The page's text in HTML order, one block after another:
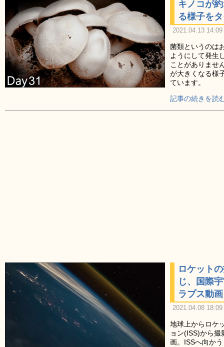
キノコが
る様子を
2021.04.13
菌類というのは
ようにして発生
ことがありませ
が大きくなる様
ています。
記事の続きを読
ロケット
じ、国際
ラプス動画
2021.04.08
地球上からロケ
ョン(ISS)から
画。ISSへ向か